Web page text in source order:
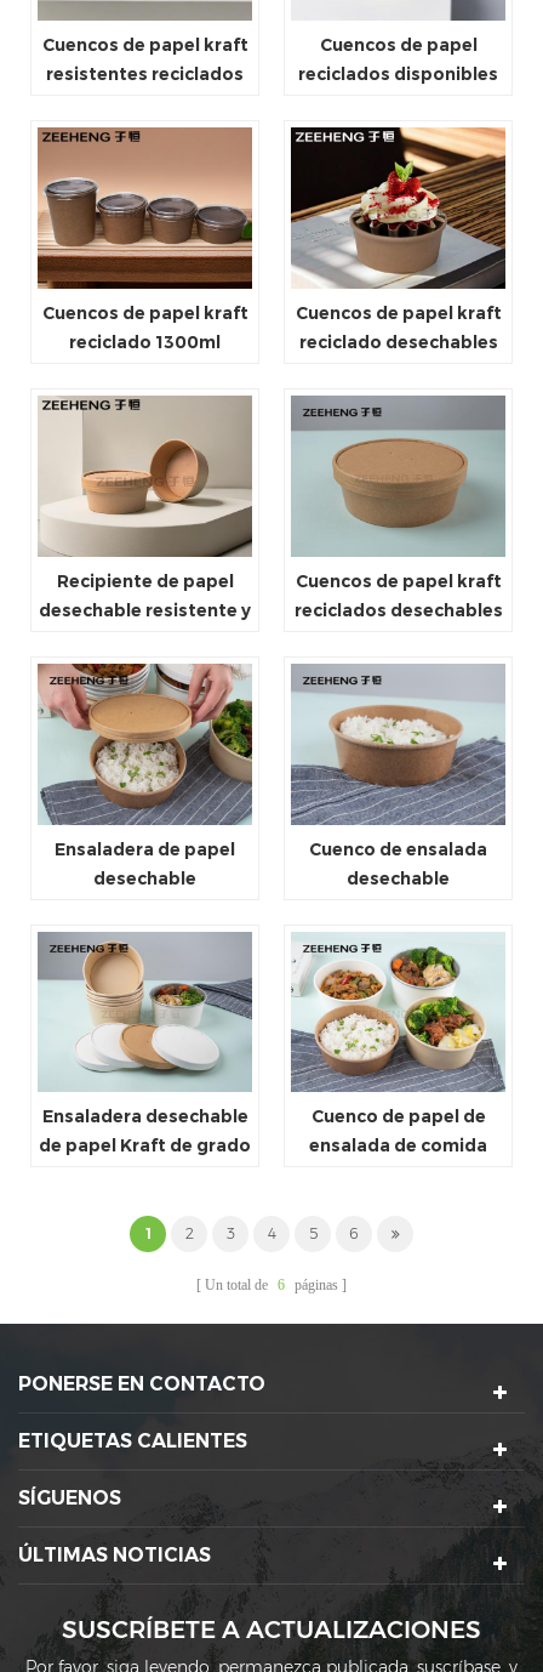
Cuencos de papel kraft
resistentes reciclados
Cuencos de papel
reciclados disponibles
fábrica del OEM ODM
para llevar
Cuencos de papel kraft
reciclado 1300ml
Cuencos de papel kraft
reciclado desechables
llevar
Recipiente de papel
desechable resistente y
ZEEHENG
Cuencos de papel kraft
reciclados desechables
llevar
Ensaladera de papel
desechable
PFAS
Cuenco de ensalada
desechable
para alimentos de
grado alimenticio
personalizado
Ensaladera desechable
de papel Kraft de grado
Cuenco de papel de
ensalada de comida
mayor de fábrica
1 2 3 4 5 6
Un total de 6 páginas
PONERSE EN CONTACTO
ETIQUETAS CALIENTES
SÍGUENOS
ÚLTIMAS NOTICIAS
SUSCRÍBETE A ACTUALIZACIONES